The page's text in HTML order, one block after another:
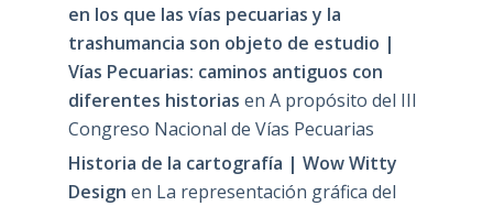
en los que las vías pecuarias y la
trashumancia son objeto de estudio |
Vías Pecuarias: caminos antiguos con
diferentes historias en A propósito del III
Congreso Nacional de Vías Pecuarias
Historia de la cartografía | Wow Witty
Design en La representación gráfica del